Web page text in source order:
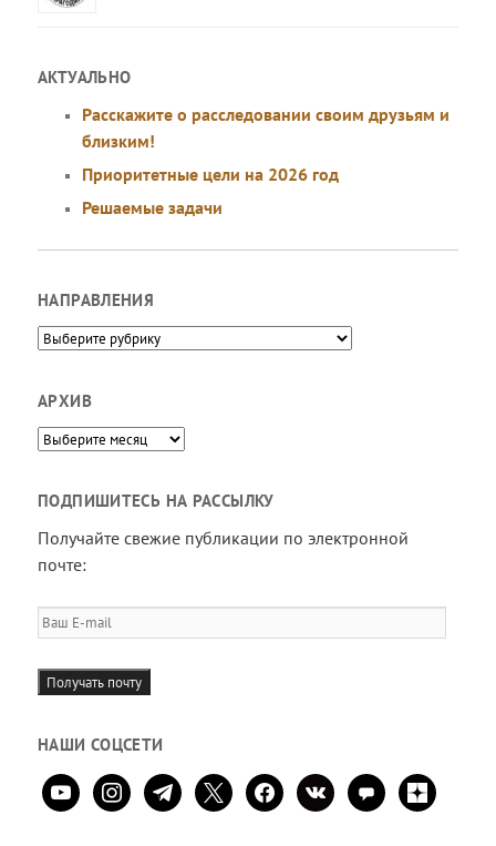
АКТУАЛЬНО
Расскажите о расследовании своим друзьям и
близким!
Приоритетные цели на 2026 год
Решаемые задачи
НАПРАВЛЕНИЯ
Направления
АРХИВ
Архив
ПОДПИШИТЕСЬ НА РАССЫЛКУ
Получайте свежие публикации по электронной
почте:
Ваш
E-
mail
Получать почту
НАШИ СОЦСЕТИ
youtubeinstagramtelegram
x facebookvkontaktecomment
zen-
yandex